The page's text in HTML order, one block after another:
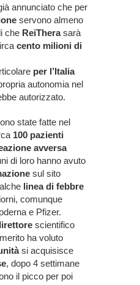
annunciato che per
servono almeno
che ReiTherasarà
cento milioni di
per l’Italia
autonomia nel
autorizzato.
state fatte nel
100 pazienti
avversa
di loro hanno avuto
sul sito
linea di febbre
comunque
e Pfizer.
scientifico
ha voluto
si acquisisce
, dopo 4 settimane
il picco per poi